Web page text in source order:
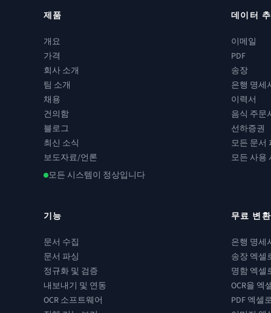
제품
개요
가격
회사 소개
팀 소개
채용
건의함
블로그
최신 소식
보도자료/언론
모든 시스템이 정상입니다
데이터
이메일
PDF
송장
은행 명세
이력서
음식 주문
선하증권
모든 문서
모든 사용
기능
문서 수집
문서 파싱
정규화 및 검증
내보내기 및 연동
OCR 소프트웨어
무료 변
은행 명세
송장 엑셀
명함 엑셀
OCR을 엑
PDF 엑셀